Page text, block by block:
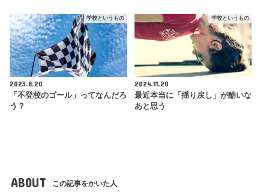
学校というもの
2023.8.20
「不登校のゴール」ってなんだろ
う？
学校というもの
2024.11.20
最近本当に「揺り戻し」が酷いな
あと思う
ABOUT この記事をかいた人